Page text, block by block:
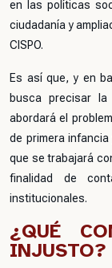
en las políticas
ciudadanía y
CISPO.
Es así que, y en
busca precisar
abordará el
de primera
que se trabajará
finalidad de
institucionales.
¿QUÉ
INJUSTO?